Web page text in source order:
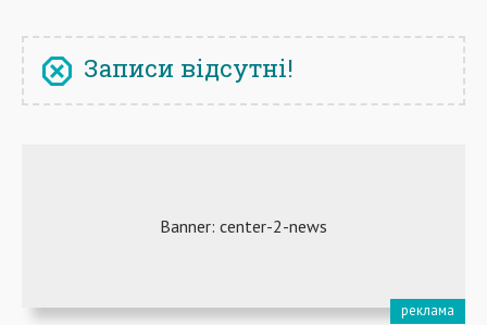
Записи відсутні!